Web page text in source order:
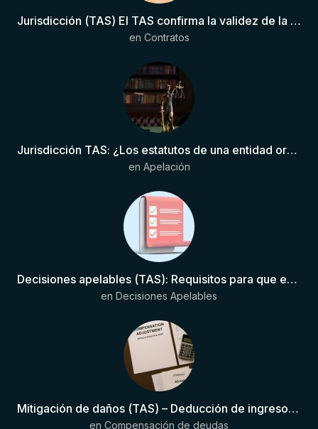
Jurisdicción (TAS) El TAS confirma la validez de la cláusula de sumisión jurisdiccional en el contrato del futbolista.
en Contratos
Jurisdicción TAS: ¿Los estatutos de una entidad organizadora de una liga de fútbol pueden otorgar competencia de forma directa al TAS?
en Apelación
Decisiones apelables (TAS): Requisitos para que exista una decisión
en Decisiones Apelables
Mitigación de daños (TAS) – Deducción de ingresos comprobados según el artículo 6(2)(b) del Anexo 2 RSTP FIFA
en Compensación de deudas